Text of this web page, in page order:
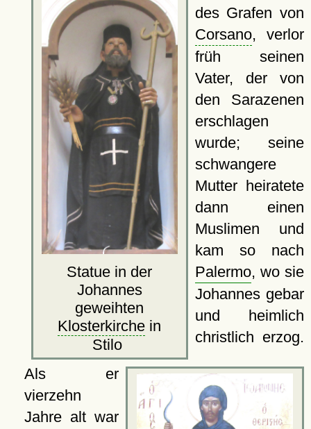
Statue in der
Johannes
geweihten
Klosterkirche in
Stilo
des Grafen von
Corsano, verlor
früh seinen
Vater, der von
den Sarazenen
erschlagen
wurde; seine
schwangere
Mutter heiratete
dann einen
Muslimen und
kam so nach
Palermo, wo sie
Johannes gebar
und heimlich
christlich erzog.
Als er
vierzehn
Jahre alt war